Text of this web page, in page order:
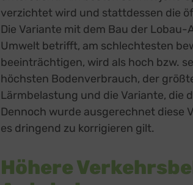
verzichtet wird und stattdessen die
Die Variante mit dem Bau der
Umwelt betrifft, am schlechtesten
beeinträchtigen, wird als hoch bzw.
höchsten Bodenverbrauch, der
Lärmbelastung und die Variante, die
Dennoch wurde ausgerechnet diese
es dringend zu korrigieren gilt.
Höhere
Einbindung zusätzlicher Informationen
Higher Pixels, USA
Facebook
Meta Platforms Ireland Ltd., Irland
Google Forms (Free)
Google Ireland Limited, Irland
Open Street Map
OpenStreetMap Foundation
Typeform